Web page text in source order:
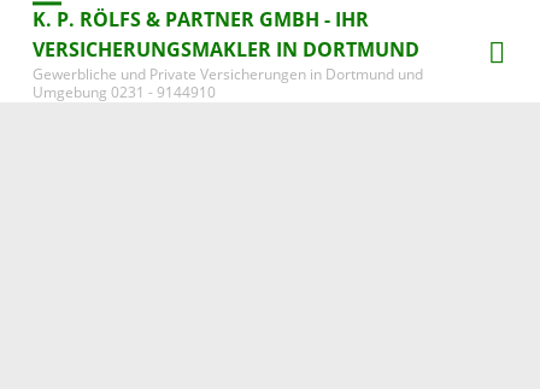
K. P. RÖLFS & PARTNER GMBH - IHR
VERSICHERUNGSMAKLER IN DORTMUND
Gewerbliche und Private Versicherungen in Dortmund und
Umgebung 0231 - 9144910